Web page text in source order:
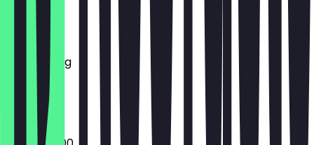
Montag
Dienstag
Mittwoch
Donnerstag
Freitag
Samstag
Sonntag